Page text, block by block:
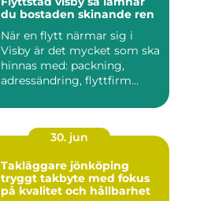
du bostaden skinande ren
När en flytt närmar sig i
Visby är det mycket som ska
hinnas med: packning,
adressändring, flyttfirm...
30. jun
Takläggare jönköping
tryggt takbyte med fokus
på kvalitet och hållbarhet